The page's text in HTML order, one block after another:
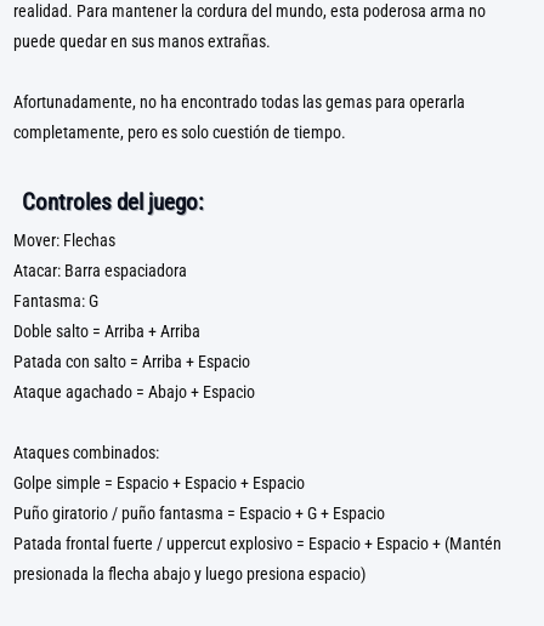
realidad. Para mantener la cordura del mundo, esta poderosa arma no
puede quedar en sus manos extrañas.
Afortunadamente, no ha encontrado todas las gemas para operarla
completamente, pero es solo cuestión de tiempo.
Controles del juego:
Mover: Flechas
Atacar: Barra espaciadora
Fantasma: G
Doble salto = Arriba + Arriba
Patada con salto = Arriba + Espacio
Ataque agachado = Abajo + Espacio
Ataques combinados:
Golpe simple = Espacio + Espacio + Espacio
Puño giratorio / puño fantasma = Espacio + G + Espacio
Patada frontal fuerte / uppercut explosivo = Espacio + Espacio + (Mantén
presionada la flecha abajo y luego presiona espacio)